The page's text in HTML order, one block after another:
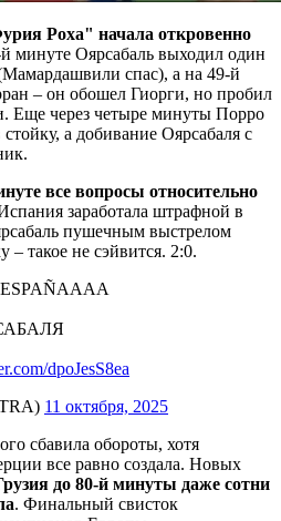
Роха" начала откровенно
минуте Оярсабаль выходил один
спас), а на 49-й
– он обошел Гиорги, но пробил
Еще через четыре минуты Порро
а добивание Оярсабаля с
все вопросы относительно
заработала штрафной в
пушечным выстрелом
– такое не сэйвится. 2:0.
dpoJesS8ea
11 октября, 2025
сбавила обороты, хотя
все равно создала. Новых
до 80-й минуты даже сотни
. Финальный свисток